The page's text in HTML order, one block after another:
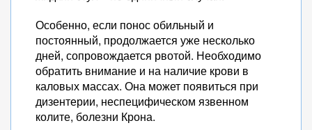
Особенно, если понос обильный и
постоянный, продолжается уже несколько
дней, сопровождается рвотой. Необходимо
обратить внимание и на наличие крови в
каловых массах. Она может появиться при
дизентерии, неспецифическом язвенном
колите, болезни Крона.